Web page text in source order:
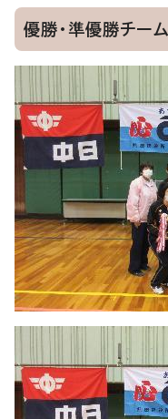
優勝・準優勝チーム